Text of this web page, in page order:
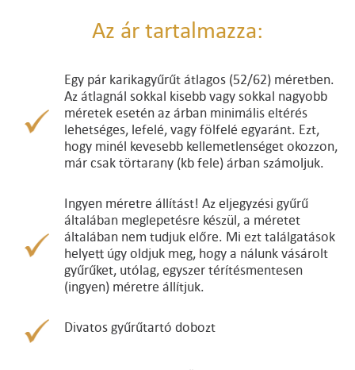
Az ár tartalmazza:
Egy pár karikagyűrűt átlagos (52/62) méretben.
Az átlagnál sokkal kisebb vagy sokkal nagyobb
méretek esetén az árban minimális eltérés
lehetséges, lefelé, vagy fölfelé egyaránt. Ezt,
hogy minél kevesebb kellemetlenséget okozzon,
már csak törtarany (kb fele) árban számoljuk.
Ingyen méretre állítást! Az eljegyzési gyűrű
általában meglepetésre készül, a méretet
általában nem tudjuk előre. Mi ezt találgatások
helyett úgy oldjuk meg, hogy a nálunk vásárolt
gyűrűket, utólag, egyszer térítésmentesen
(ingyen) méretre állítjuk.
Divatos gyűrűtartó dobozt